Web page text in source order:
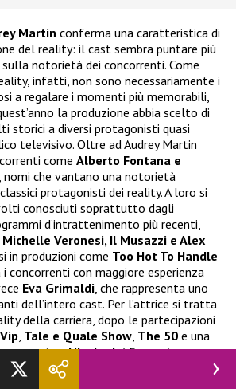
Martin conferma una caratteristica di
del reality: il cast sembra puntare più
notorietà dei concorrenti. Come
infatti, non sono necessariamente i
a regalare i momenti più memorabili,
la produzione abbia scelto di
storici a diversi protagonisti quasi
televisivo. Oltre ad Audrey Martin
come Alberto Fontana e
, nomi che vantano una notorietà
protagonisti dei reality. A loro si
conosciuti soprattutto dagli
d’intrattenimento più recenti,
Veronesi, Il Musazzi e Alex
in produzioni come Too Hot To Handle
i concorrenti con maggiore esperienza
Eva Grimaldi, che rappresenta uno
dell’intero cast. Per l’attrice si tratta
della carriera, dopo le partecipazioni
, Tale e Quale Show, The 50 e una
proprio aL’Isola dei Famosi.
in onda, questi sono